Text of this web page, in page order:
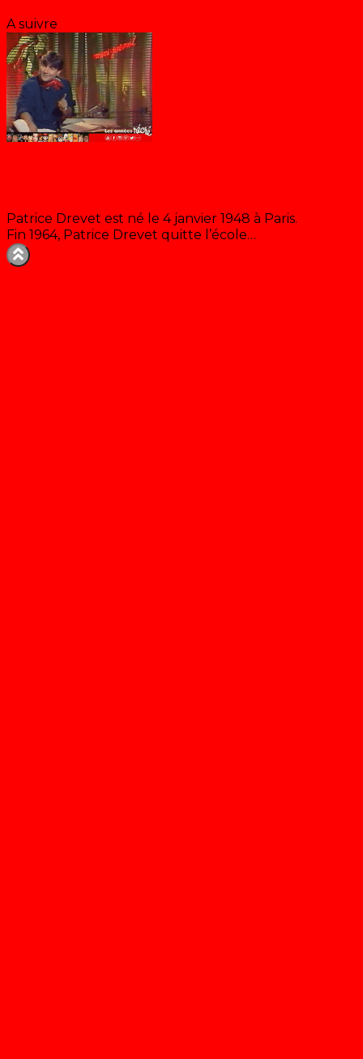
A suivre
Patrice Drevet est né le 4 janvier 1948 à Paris.
Fin 1964, Patrice Drevet quitte l’école…